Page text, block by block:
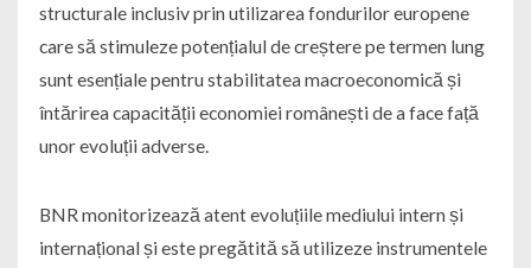
structurale inclusiv prin utilizarea fondurilor europene
care să stimuleze potențialul de creștere pe termen lung
sunt esențiale pentru stabilitatea macroeconomică și
întărirea capacității economiei românești de a face față
unor evoluții adverse.
BNR monitorizează atent evoluțiile mediului intern și
internațional și este pregătită să utilizeze instrumentele